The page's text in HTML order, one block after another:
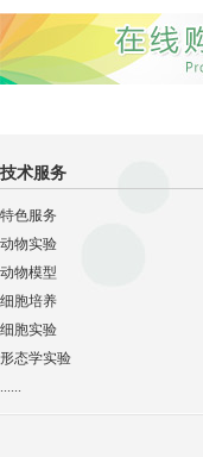
技术服务
特色服务
动物实验
动物模型
细胞培养
细胞实验
形态学实验
......